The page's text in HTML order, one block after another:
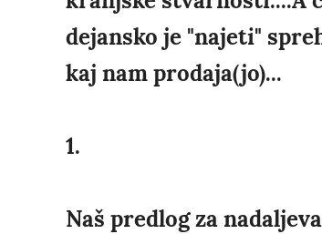
dejansko je "najeti"
kaj nam prodaja(jo)...
1.
Naš predlog za